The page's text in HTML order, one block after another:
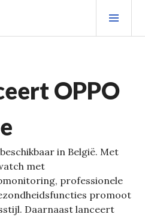
OPPO
in België. Met
met
professionele
promoot
Daarnaast lanceert